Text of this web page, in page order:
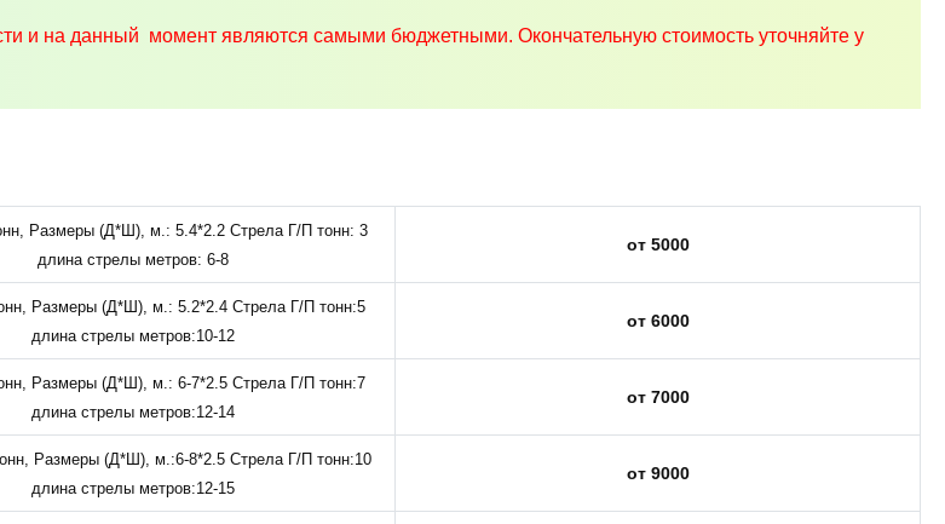
и на данный момент являются самыми бюджетными. Окончательную стоимость уточняйте у
Размеры (Д*Ш), м.: 5.4*2.2 Стрела Г/П тонн: 3
длина стрелы метров: 6-8
от 5000
Размеры (Д*Ш), м.: 5.2*2.4 Стрела Г/П тонн:5
длина стрелы метров:10-12
от 6000
Размеры (Д*Ш), м.: 6-7*2.5 Стрела Г/П тонн:7
длина стрелы метров:12-14
от 7000
Размеры (Д*Ш), м.:6-8*2.5 Стрела Г/П тонн:10
длина стрелы метров:12-15
от 9000